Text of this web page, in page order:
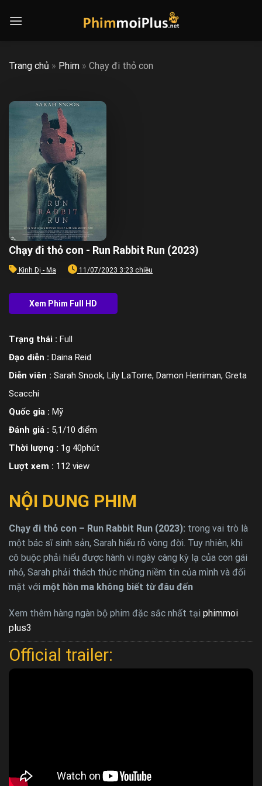
Trang chủ » Phim » Chạy đi thỏ con
Chạy đi thỏ con - Run Rabbit Run (2023)
Kinh Dị - Ma 11/07/2023 3:23 chiều
Trạng thái : Full
Đạo diễn : Daina Reid
Diễn viên : Sarah Snook, Lily LaTorre, Damon Herriman, Greta
Scacchi
Quốc gia : Mỹ
Đánh giá : 5,1/10 điểm
Thời lượng : 1g 40phút
Lượt xem : 112 view
NỘI DUNG PHIM
Chạy đi thỏ con – Run Rabbit Run (2023): trong vai trò là
một bác sĩ sinh sản, Sarah hiểu rõ vòng đời. Tuy nhiên, khi
cô buộc phải hiểu được hành vi ngày càng kỳ lạ của con gái
nhỏ, Sarah phải thách thức những niềm tin của mình và đối
mặt với một hồn ma không biết từ đâu đến
Xem thêm hàng ngàn bộ phim đặc sắc nhất tại phimmoi
plus3
Official trailer: